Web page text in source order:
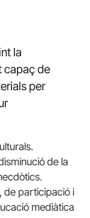
la
capaç de
per
de la
de participació i
mediàtica